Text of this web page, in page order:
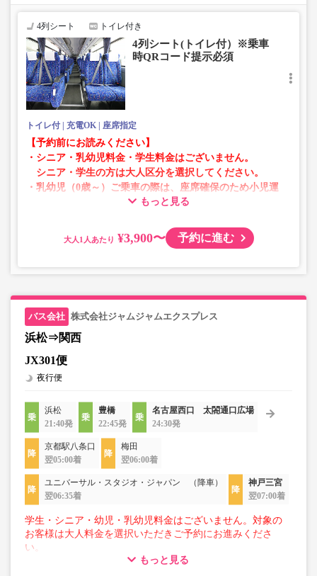
います。
お手数をおかけいたしますが、エラー表示が出た場合は、
たします。
4列シート トイレ付き
4列シート(トイレ付）※乗車
時QRコード提示必須
トイレ付 充電OK 座席指定
【予約前にお読みください】
・シニア・乳幼児料金・学生料金はございません。
シニア・学生の方は大人区分を選択してください。
・乳幼児（0歳～）ご乗車の際は、座席確保のため小児運
賃での乗車券が必要です。
・AM1時～5時の間はシステムメンテナンスの為ご予約が
す。
・販売日・便ごとに随時価格が変動いたします。購入時に
販売価格をご確認の上でご予約をお願いいたします。
もっと見る
大人 ¥3,900〜 予約に進む
株式会社ジャムジャムエクスプレス
浜松⇒関西
JX301便
夜行便
浜松
21:40発
豊橋
22:45発
名古屋西口 太閤通口広場
24:30発
京都駅八条口
翌05:00着
梅田
翌06:00着
ユニバーサル・スタジオ・ジャパン （降車）
翌06:35着
神戸三宮
翌07:00着
学生・シニア・幼児・乳幼児料金はございません。対象の
お客様は大人料金を選択いただきご予約にお進みくださ
い。
もっと見る